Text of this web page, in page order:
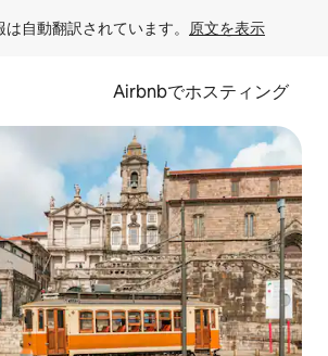
自動翻訳されています。 原文を表示
Airbnbでホスティング